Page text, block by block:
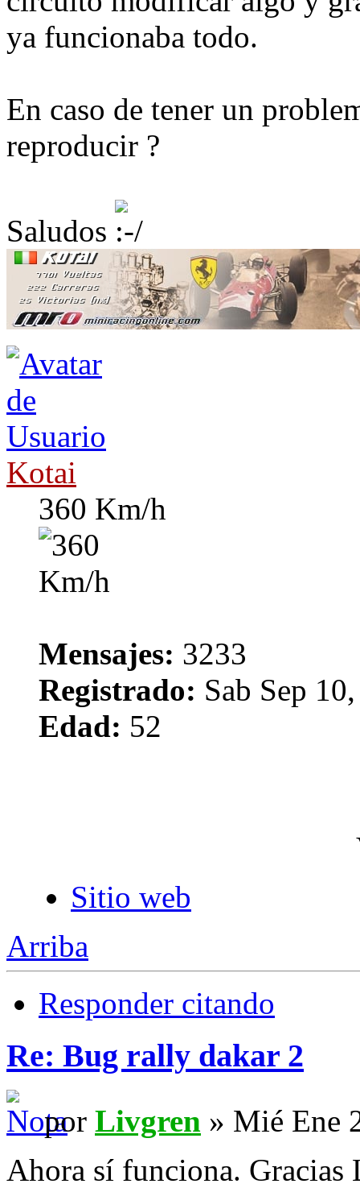
ya funcionaba todo.
En caso de tener un
reproducir ?
Saludos
Kotai
360 Km/h
Mensajes: 3233
Registrado: Sab Sep
Edad: 52
Sitio web
Arriba
Responder citando
Re: Bug rally dakar 2
por Livgren » Mié Ene
Ahora sí funciona.